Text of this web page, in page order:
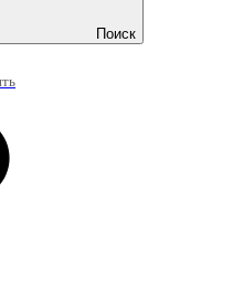
Поиск